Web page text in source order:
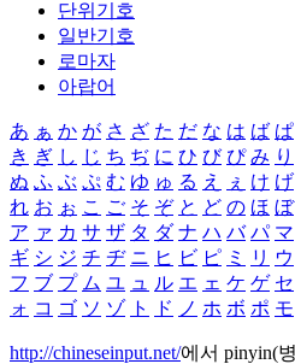
단위기호
일반기호
로마자
아랍어
あ ぁ か が さ ざ た だ な は ば ぱ
き ぎ し じ ち ぢ に ひ び ぴ み り
ぬ ふ ぶ ぷ む ゆ ゅ る え ぇ け げ
れ お ぉ こ ご そ ぞ と ど の ほ ぼ
ア ァ カ サ ザ タ ダ ナ ハ バ パ マ
ギ シ ジ チ ヂ ニ ヒ ビ ピ ミ リ ウ
フ ブ プ ム ユ ュ ル エ ェ ケ ゲ セ
ォ コ ゴ ソ ゾ ト ド ノ ホ ボ ポ モ
http://chineseinput.net/에서 pinyin(